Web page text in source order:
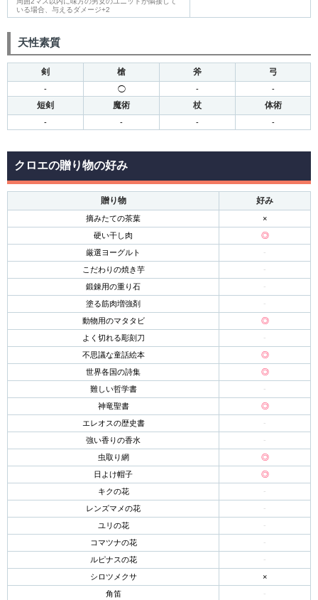
いる場合、与えるダメージ+2
天性素質
剣 槍 斧 弓
- ◯ - -
短剣 魔術 杖 体術
- - - -
クロエの贈り物の好み
贈り物 好み
摘みたての茶葉
×
硬い干し肉
◎
厳選ヨーグルト
-
こだわりの焼き芋
-
鍛錬用の重り石
-
塗る筋肉増強剤
-
動物用のマタタビ
◎
よく切れる彫刻刀
-
不思議な童話絵本
◎
世界各国の詩集
◎
難しい哲学書
-
神竜聖書
◎
エレオスの歴史書
-
強い香りの香水
-
虫取り網
◎
日よけ帽子
◎
キクの花
-
レンズマメの花
-
ユリの花
-
コマツナの花
-
ルピナスの花
-
シロツメクサ
×
角笛
-